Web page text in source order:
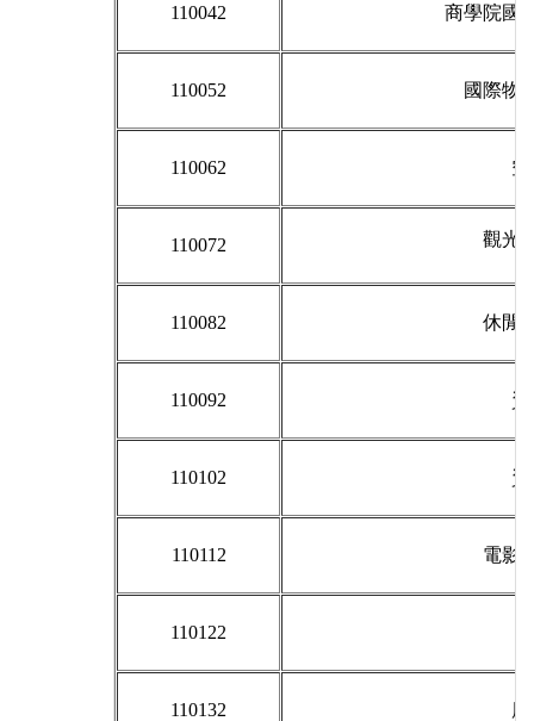
110042 商學院國
110052 國際物
110062
110072 觀光
110082 休閒
110092
110102
110112 電影
110122
110132